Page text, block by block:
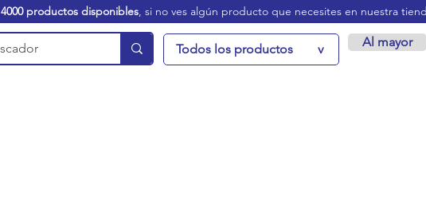
4000 productos disponibles, si no ves algún producto que necesites en nuestra
Todos los productos v Al mayor